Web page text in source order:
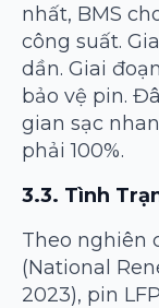
nhất, BMS
công suất.
dần. Giai
bảo vệ pin.
gian sạc
phải 100%.
3.3. Tình
Theo nghiên
(National
2023), pin